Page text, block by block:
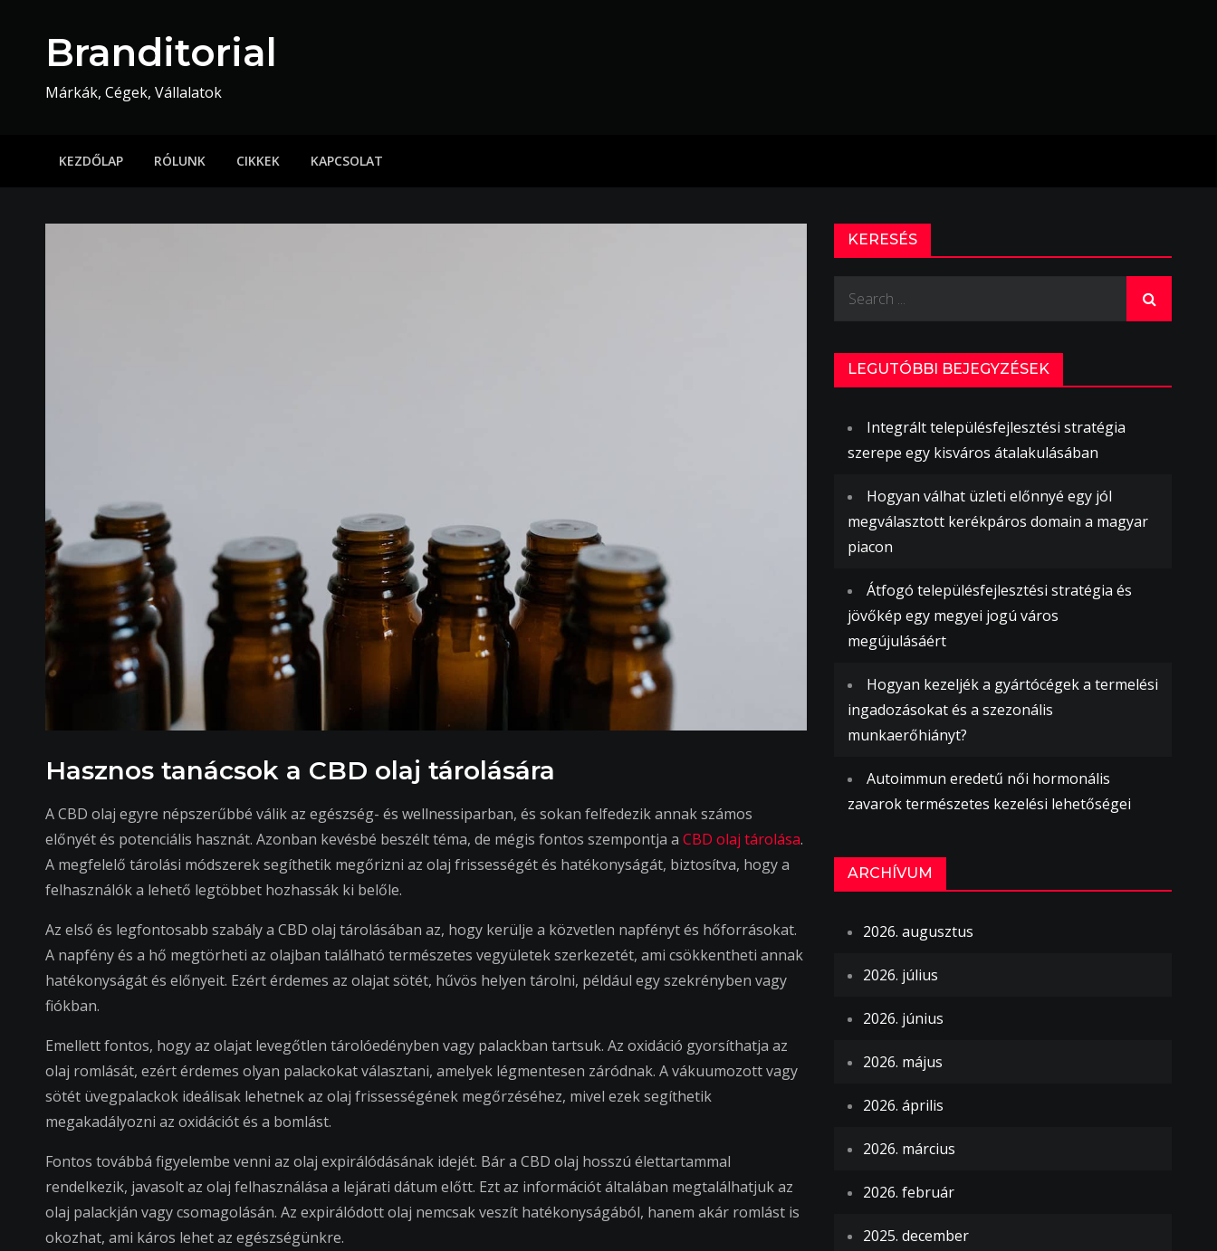
contentBranditorial
Márkák, Cégek, Vállalatok
KEZDŐLAP RÓLUNK CIKKEK KAPCSOLAT
Hasznos tanácsok a CBD olaj tárolására
A CBD olaj egyre népszerűbbé válik az egészség- és wellnessiparban, és sokan felfedezik annak számos
előnyét és potenciális hasznát. Azonban kevésbé beszélt téma, de mégis fontos szempontja a CBD olaj tárolása.
A megfelelő tárolási módszerek segíthetik megőrizni az olaj frissességét és hatékonyságát, biztosítva, hogy a
felhasználók a lehető legtöbbet hozhassák ki belőle.
Az első és legfontosabb szabály a CBD olaj tárolásában az, hogy kerülje a közvetlen napfényt és hőforrásokat.
A napfény és a hő megtörheti az olajban található természetes vegyületek szerkezetét, ami csökkentheti annak
hatékonyságát és előnyeit. Ezért érdemes az olajat sötét, hűvös helyen tárolni, például egy szekrényben vagy
fiókban.
Emellett fontos, hogy az olajat levegőtlen tárolóedényben vagy palackban tartsuk. Az oxidáció gyorsíthatja az
olaj romlását, ezért érdemes olyan palackokat választani, amelyek légmentesen záródnak. A vákuumozott vagy
sötét üvegpalackok ideálisak lehetnek az olaj frissességének megőrzéséhez, mivel ezek segíthetik
megakadályozni az oxidációt és a bomlást.
Fontos továbbá figyelembe venni az olaj expirálódásának idejét. Bár a CBD olaj hosszú élettartammal
rendelkezik, javasolt az olaj felhasználása a lejárati dátum előtt. Ezt az információt általában megtalálhatjuk az
olaj palackján vagy csomagolásán. Az expirálódott olaj nemcsak veszít hatékonyságából, hanem akár romlást is
okozhat, ami káros lehet az egészségünkre.
KERESÉS
LEGUTÓBBI BEJEGYZÉSEK
Integrált településfejlesztési stratégia
szerepe egy kisváros átalakulásában
Hogyan válhat üzleti előnnyé egy jól
megválasztott kerékpáros domain a magyar
piacon
Átfogó településfejlesztési stratégia és
jövőkép egy megyei jogú város
megújulásáért
Hogyan kezeljék a gyártócégek a termelési
ingadozásokat és a szezonális
munkaerőhiányt?
Autoimmun eredetű női hormonális
zavarok természetes kezelési lehetőségei
ARCHÍVUM
2026. augusztus
2026. július
2026. június
2026. május
2026. április
2026. március
2026. február
2025. december